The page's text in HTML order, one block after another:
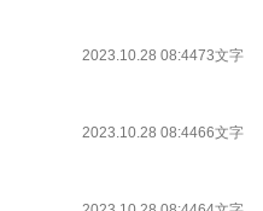
2023.10.28 08:4473文字
2023.10.28 08:4466文字